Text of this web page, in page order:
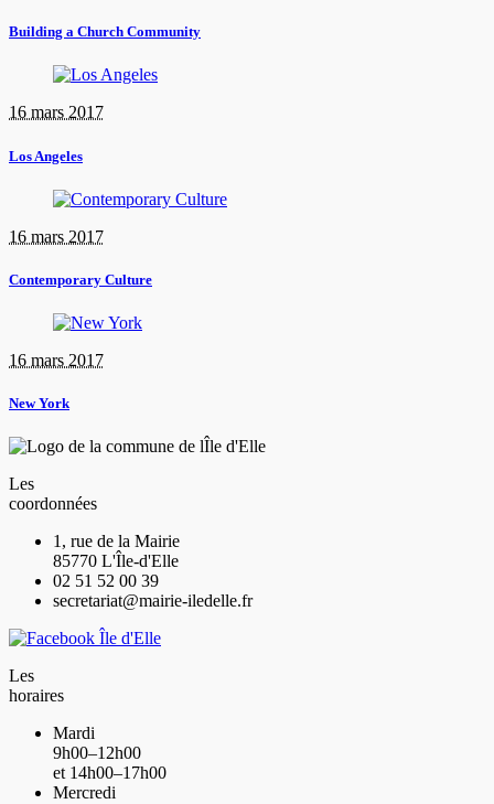
Building a Church Community
16 mars 2017
Los Angeles
16 mars 2017
Contemporary Culture
16 mars 2017
New York
Les
coordonnées
1, rue de la Mairie
85770 L'Île-d'Elle
02 51 52 00 39
secretariat@mairie-iledelle.fr
Les
horaires
Mardi
9h00–12h00
et 14h00–17h00
Mercredi